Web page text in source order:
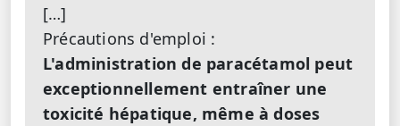
[…]
Précautions d'emploi :
L'administration de paracétamol peut
exceptionnellement entraîner une
toxicité hépatique, même à doses